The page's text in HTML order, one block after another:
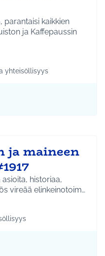
parantaisi kaikkien
Koko Tuusulamukaan: Hyvinvointi ja
yhteisöllisyys
ja maineen
historiaa,
vireää elinkeinotoim…
Jokela
mukaan: Hyvinvointi ja